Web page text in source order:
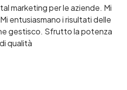
marketing per le aziende. Mi
entusiasmano i risultati delle
gestisco. Sfrutto la potenza
qualità